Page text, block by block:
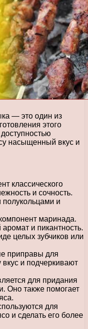
— это один из
этого
насыщенный вкус и
классического
и сочность.
полукольцами и
маринада.
и пикантность.
целых зубчиков или
приправы для
и подчеркивают
для придания
Оно также помогает
для
и сделать его более